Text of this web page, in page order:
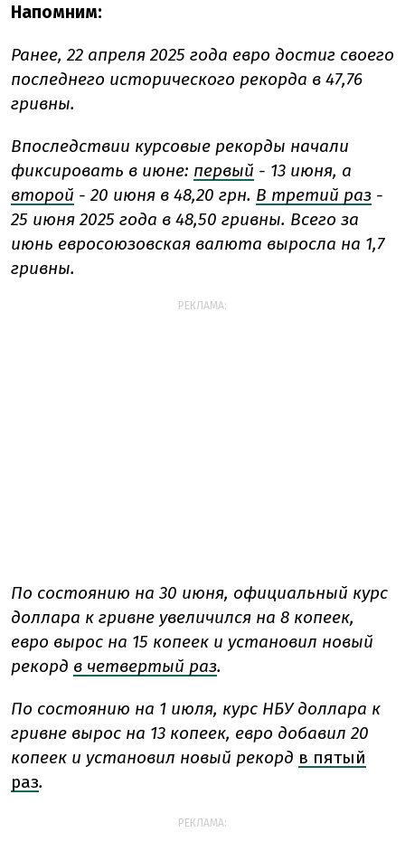
Напомним:
Ранее, 22 апреля 2025 года евро достиг своего
последнего исторического рекорда в 47,76
гривны.
Впоследствии курсовые рекорды начали
фиксировать в июне: первый - 13 июня, а
второй - 20 июня в 48,20 грн. В третий раз -
25 июня 2025 года в 48,50 гривны. Всего за
июнь евросоюзовская валюта выросла на 1,7
гривны.
РЕКЛАМА:
По состоянию на 30 июня, официальный курс
доллара к гривне увеличился на 8 копеек,
евро вырос на 15 копеек и установил новый
рекорд в четвертый раз.
По состоянию на 1 июля, курс НБУ доллара к
гривне вырос на 13 копеек, евро добавил 20
копеек и установил новый рекорд в пятый
раз.
РЕКЛАМА: